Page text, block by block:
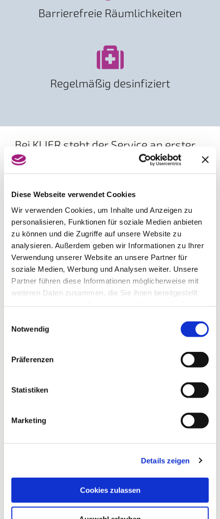
Diese Webseite verwendet Cookies
Wir verwenden Cookies, um Inhalte und Anzeigen zu
personalisieren, Funktionen für soziale Medien anbieten
zu können und die Zugriffe auf unsere Website zu
analysieren. Außerdem geben wir Informationen zu Ihrer
Verwendung unserer Website an unsere Partner für
soziale Medien, Werbung und Analysen weiter. Unsere
Partner führen diese Informationen möglicherweise mit
weiteren Daten zusammen, die Sie ihnen bereitgestellt
Notwendig
Präferenzen
Statistiken
Marketing
Details zeigen
Cookies zulassen
Barrierefreie Räumlichkeiten
Regelmäßig desinfiziert
Bei KLIER steht der Service an erster
Stelle!
Bedienung mit oder ohne Voranmeldung, eine
Kopfmassage nach dem Waschen sind
Alltag und lassen sich von den neuen Frisurentrends
inspirieren. Egal ob kurzes oder langes Haar, blond
oder braun – das Team von KLIER freut sich mit Ihnen
den Look zu finden, der perfekt zu Ihnen passt.
Sie haben die Möglichkeit, Ihre abgeschnittenen
Haare ab einer Zopflänge von 25 cm einer richtig
guten Sache zur Verfügung zu stellen!
Denn aus echten Haaren können hochwertige
Perücken gefertigt werden. Wir arbeiten mit der